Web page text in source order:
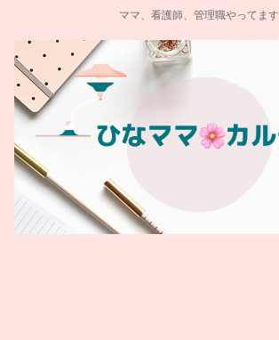
ママ、看護師、管理職やってます